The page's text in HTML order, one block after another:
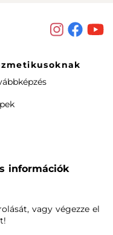
információk
vagy végezze el